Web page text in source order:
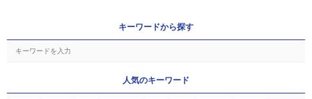
キーワードから探す
人気のキーワード